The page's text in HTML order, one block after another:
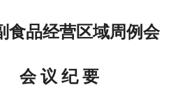
食品经营区域周例会
会 议 纪 要